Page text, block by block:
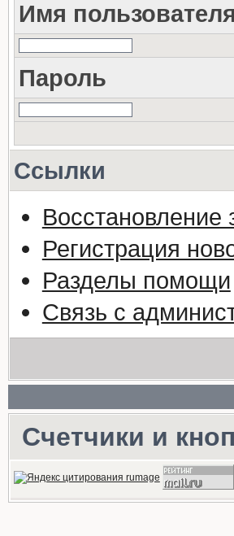
Имя
Пароль
Ссылки
Восстановление
Регистрация
Разделы помощи
Связь с
Счетчики и